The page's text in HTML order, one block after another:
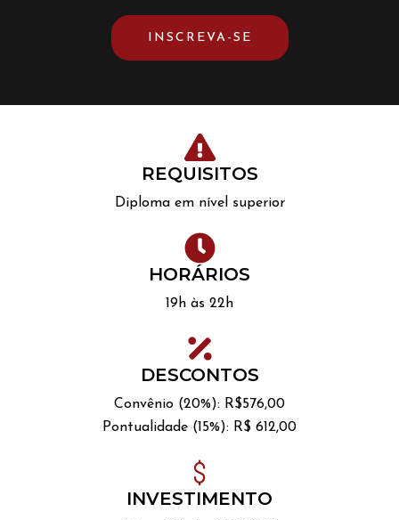
INSCREVA-SE
REQUISITOS
Diploma em nível superior
HORÁRIOS
19h às 22h
DESCONTOS
Convênio (20%): R$576,00
Pontualidade (15%): R$ 612,00
INVESTIMENTO​